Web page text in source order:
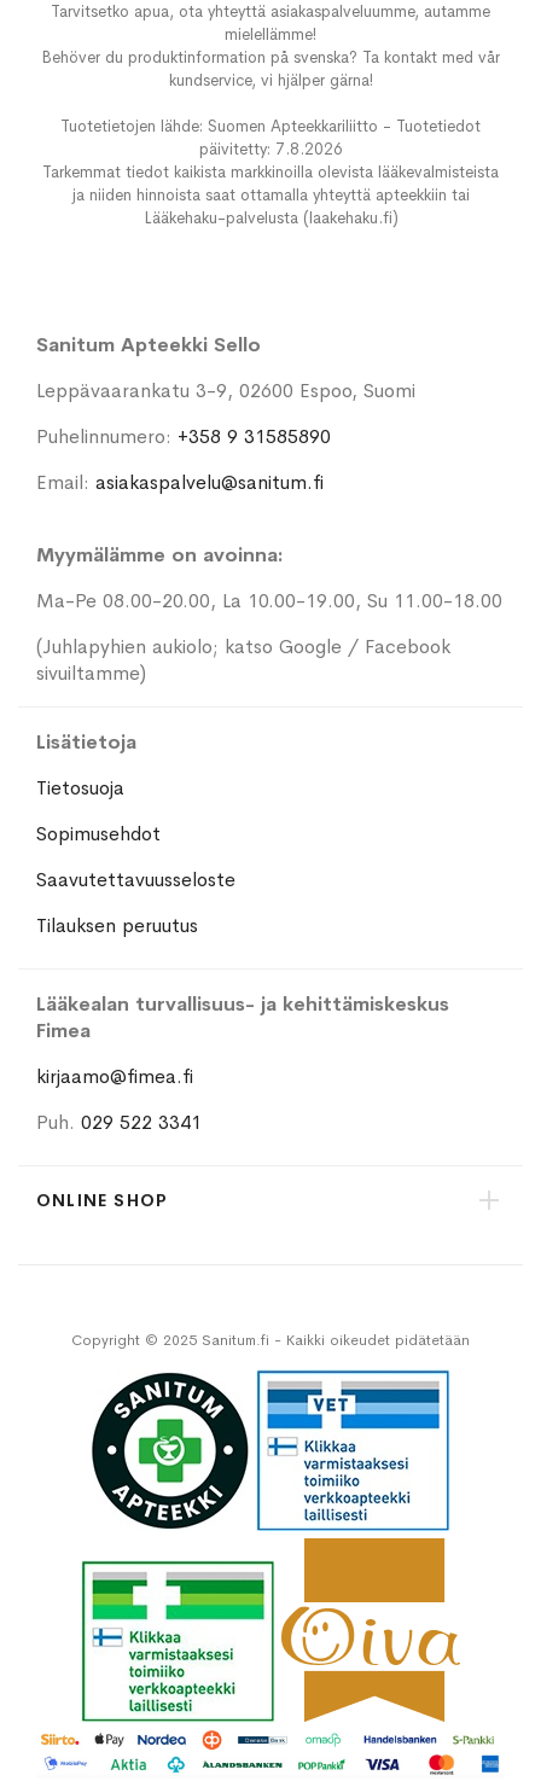
Tarvitsetko apua, ota yhteyttä asiakaspalveluumme, autamme
mielellämme!
Behöver du produktinformation på svenska? Ta kontakt med vår
kundservice, vi hjälper gärna!
Tuotetietojen lähde: Suomen Apteekkariliitto - Tuotetiedot
päivitetty: 7.8.2026
Tarkemmat tiedot kaikista markkinoilla olevista lääkevalmisteista
ja niiden hinnoista saat ottamalla yhteyttä apteekkiin tai
Lääkehaku-palvelusta (laakehaku.fi)
Sanitum Apteekki Sello
Leppävaarankatu 3-9, 02600 Espoo, Suomi
Puhelinnumero: +358 9 31585890
Email: asiakaspalvelu@sanitum.fi
Myymälämme on avoinna:
Ma-Pe 08.00-20.00, La 10.00-19.00, Su 11.00-18.00
(Juhlapyhien aukiolo; katso Google / Facebook
sivuiltamme)
Lisätietoja
Tietosuoja
Sopimusehdot
Saavutettavuusseloste
Tilauksen peruutus
Lääkealan turvallisuus- ja kehittämiskeskus
Fimea
kirjaamo@fimea.fi
Puh. 029 522 3341
ONLINE SHOP
Copyright © 2025 Sanitum.fi - Kaikki oikeudet pidätetään